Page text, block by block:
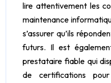
lire attentivement les
maintenance
s’assurer qu’ils
futurs. Il est
prestataire fiable qui
de certifications